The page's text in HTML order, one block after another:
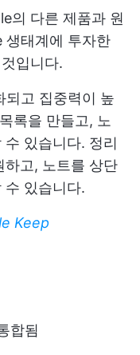
의 다른 제품과 원
생태계에 투자한
입니다.
되고 집중력이 높
록을 만들고, 노
수 있습니다. 정리
하고, 노트를 상단
수 있습니다.
Keep
합됨